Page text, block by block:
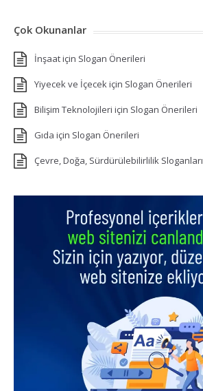
Çok Okunanlar
İnşaat için Slogan Önerileri
Yiyecek ve İçecek için Slogan Önerileri
Bilişim Teknolojileri için Slogan Önerileri
Gıda için Slogan Önerileri
Çevre, Doğa, Sürdürülebilirlilik Sloganları